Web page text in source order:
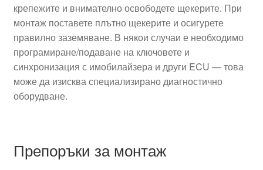
крепежите и внимателно освободете щекерите. При
монтаж поставете плътно щекерите и осигурете
правилно заземяване. В някои случаи е необходимо
програмиране/подаване на ключовете и
синхронизация с имобилайзера и други ECU — това
може да изисква специализирано диагностично
оборудване.
Препоръки за монтаж